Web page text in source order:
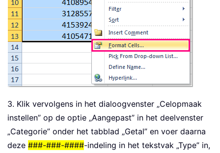
3. Klik vervolgens in het dialoogvenster „Celopmaak
instellen” op de optie „Aangepast” in het deelvenster
„Categorie” onder het tabblad „Getal” en voer daarna
deze ###-###-####-indeling in het tekstvak „Type” in,